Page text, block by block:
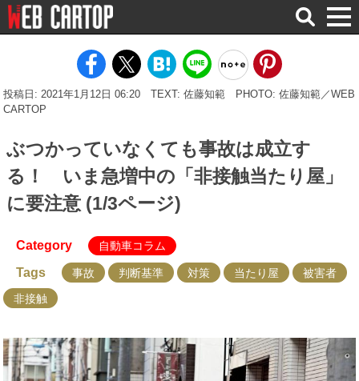
検
索
投稿日: 2021年1月12日 06:20 TEXT: 佐藤知範
PHOTO: 佐藤知範／WEB
CARTOP
ぶつかっていなくても事故は成立す
る！ いま急増中の「非接触当たり屋」
に要注意 (1/3ページ)
Category 自動車コラム
Tags 事故 判断基準 対策 当たり屋
被害者
非接触